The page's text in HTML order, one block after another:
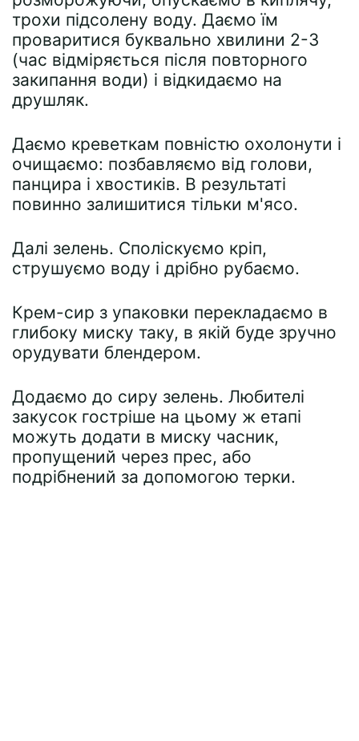
трохи підсолену воду. Даємо їм
проваритися буквально хвилини 2-3
(час відміряється після повторного
закипання води) і відкидаємо на
друшляк.
Даємо креветкам повністю охолонути і
очищаємо: позбавляємо від голови,
панцира і хвостиків. В результаті
повинно залишитися тільки м'ясо.
Далі зелень. Споліскуємо кріп,
струшуємо воду і дрібно рубаємо.
Крем-сир з упаковки перекладаємо в
глибоку миску таку, в якій буде зручно
орудувати блендером.
Додаємо до сиру зелень. Любителі
закусок гостріше на цьому ж етапі
можуть додати в миску часник,
пропущений через прес, або
подрібнений за допомогою терки.